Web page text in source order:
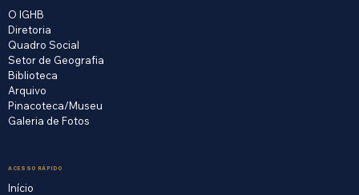
O IGHB
Diretoria
Quadro Social
Setor de Geografia
Biblioteca
Arquivo
Pinacoteca/Museu
Galeria de Fotos
ACESSO RÁPIDO
Início